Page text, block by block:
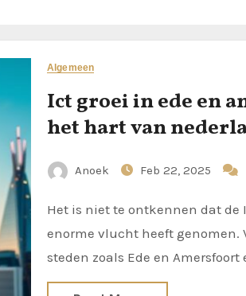
Algemeen
Ict groei in ede en
het hart van
Anoek Feb 22, 2025
Het is niet te ontkennen dat de ICT-sector de afgelopen jaren een
enorme vlucht heeft genomen.
steden zoals Ede en